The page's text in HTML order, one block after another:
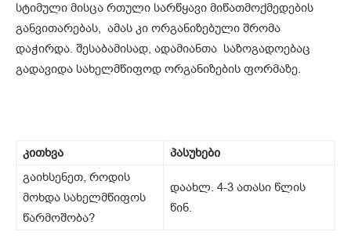
სტიმული მისცა რთული სარწყავი მიწათმოქმედების
განვითარებას, ამას კი ორგანიზებული შრომა
დაჭირდა. შესაბამისად, ადამიანთა საზოგადოებაც
გადავიდა სახელმწიფოდ ორგანიზების ფორმაზე.
კითხვა
პასუხები
გაიხსენეთ, როდის
მოხდა სახელმწიფოს
წარმოშობა?
დაახლ. 4-3 ათასი წლის
წინ.